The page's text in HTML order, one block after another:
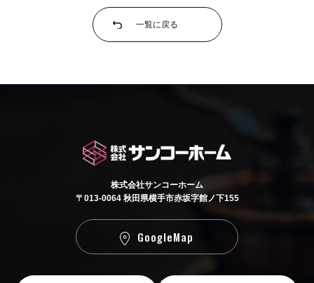
一覧に戻る
株式会社サンコーホーム
〒013-0064 秋田県横手市赤坂字館ノ下155
GoogleMap